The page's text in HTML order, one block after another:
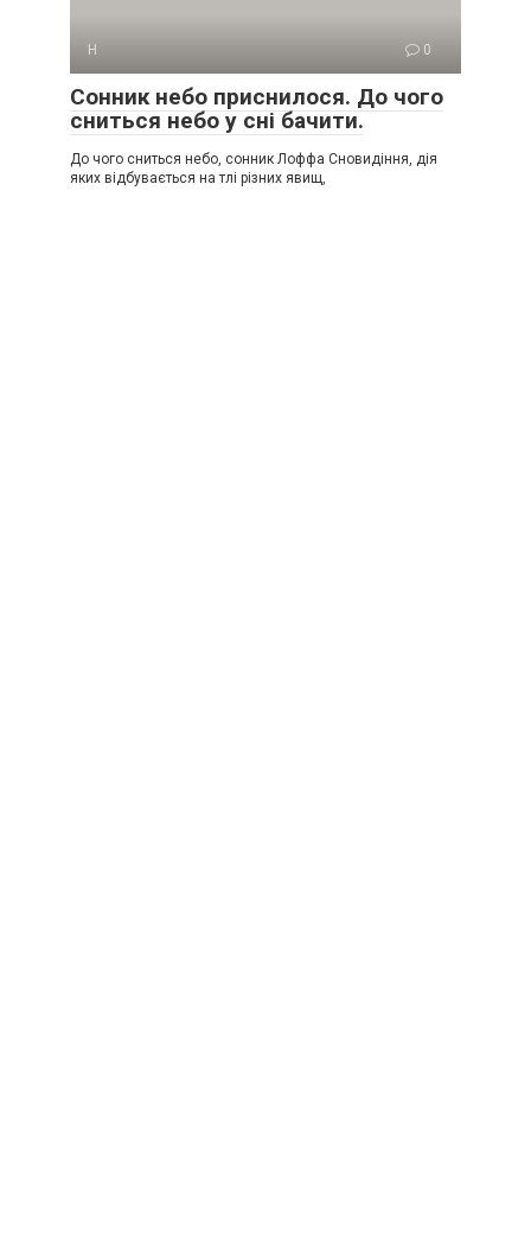
Н 0
Сонник небо приснилося. До чого
сниться небо у сні бачити.
До чого сниться небо, сонник Лоффа Сновидіння, дія
яких відбувається на тлі різних явищ,